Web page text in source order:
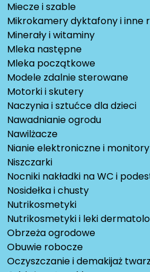
Miecze i szable
Mikrokamery dyktafony i inne
Minerały i witaminy
Mleka następne
Mleka początkowe
Modele zdalnie sterowane
Motorki i skutery
Naczynia i sztućce dla dzieci
Nawadnianie ogrodu
Nawilżacze
Nianie elektroniczne i
Niszczarki
Nocniki nakładki na WC i
Nosidełka i chusty
Nutrikosmetyki
Nutrikosmetyki i leki
Obrzeża ogrodowe
Obuwie robocze
Oczyszczanie i demakijaż